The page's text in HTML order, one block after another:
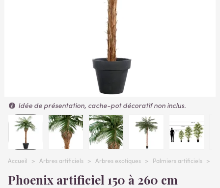
Idée de présentation, cache-pot décoratif non inclus.
Accueil > Arbres artificiels > Arbres exotiques > Palmiers artificiels >
Phoenix artificiel 150 à 260 cm